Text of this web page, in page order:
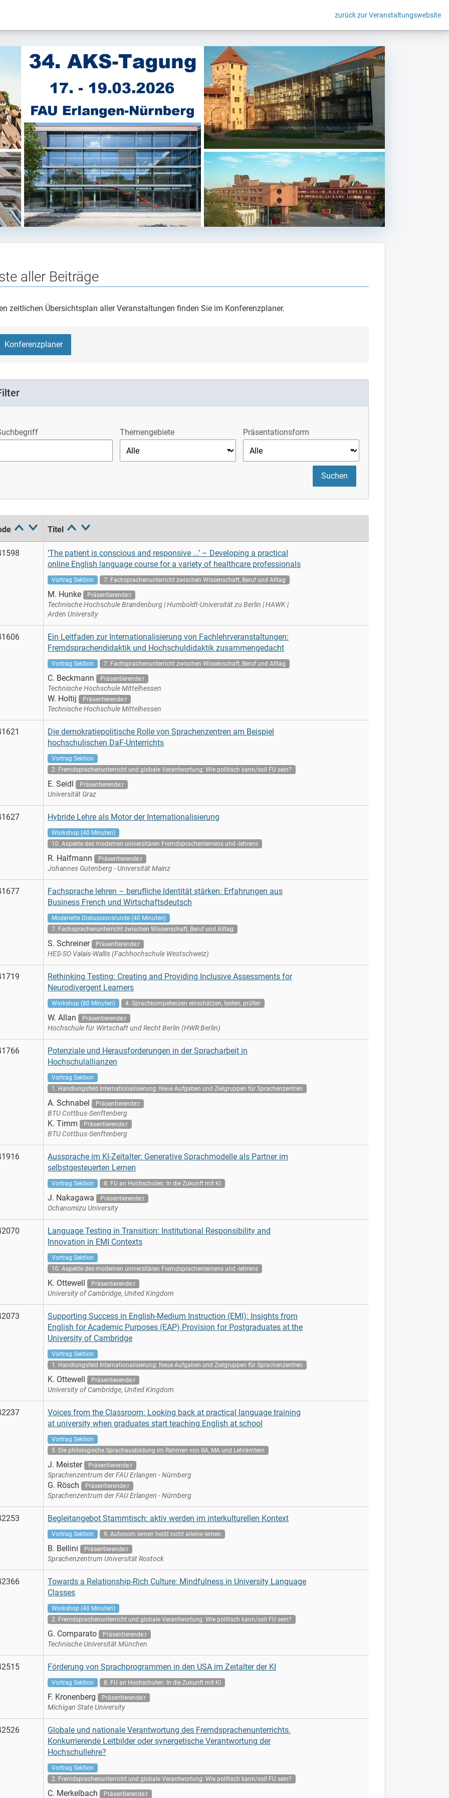
zurück zur Veranstaltungswebsite
aller Beiträge
zeitlichen Übersichtsplan aller Veranstaltungen finden Sie im Konferenzplaner.
Konferenzplaner
Themengebiete Präsentationsform
Titel
‘The patient is conscious and responsive ...’ – Developing a practical
online English language course for a variety of healthcare professionals
Vortrag Sektion 7. Fachsprachenunterricht zwischen Wissenschaft, Beruf und Alltag
M. Hunke Präsentierende:r
Technische Hochschule Brandenburg | Humboldt-Universität zu Berlin | HAWK |
Arden University
Ein Leitfaden zur Internationalisierung von Fachlehrveranstaltungen:
Fremdsprachendidaktik und Hochschuldidaktik zusammengedacht
Vortrag Sektion 7. Fachsprachenunterricht zwischen Wissenschaft, Beruf und Alltag
C. Beckmann Präsentierende:r
Technische Hochschule Mittelhessen
W. Holtij Präsentierende:r
Technische Hochschule Mittelhessen
Die demokratiepolitische Rolle von Sprachenzentren am Beispiel
hochschulischen DaF-Unterrichts
Vortrag Sektion
2. Fremdsprachenunterricht und globale Verantwortung: Wie politisch kann/soll FU sein?
E. Seidl Präsentierende:r
Universität Graz
Hybride Lehre als Motor der Internationalisierung
Workshop (40 Minuten)
10. Aspekte des modernen universitären Fremdsprachenlernens und -lehrens
R. Halfmann Präsentierende:r
Johannes Gutenberg - Universität Mainz
Fachsprache lehren – berufliche Identität stärken: Erfahrungen aus
Business French und Wirtschaftsdeutsch
Moderierte Diskussionsrunde (40 Minuten)
7. Fachsprachenunterricht zwischen Wissenschaft, Beruf und Alltag
S. Schreiner Präsentierende:r
HES-SO Valais-Wallis (Fachhochschule Westschweiz)
Rethinking Testing: Creating and Providing Inclusive Assessments for
Neurodivergent Learners
Workshop (80 Minuten) 4. Sprachkompetenzen einschätzen, testen, prüfen
W. Allan Präsentierende:r
Hochschule für Wirtschaft und Recht Berlin (HWR Berlin)
Potenziale und Herausforderungen in der Spracharbeit in
Hochschulallianzen
Vortrag Sektion
1. Handlungsfeld Internationalisierung: Neue Aufgaben und Zielgruppen für Sprachenzentren
A. Schnabel Präsentierende:r
BTU Cottbus-Senftenberg
K. Timm Präsentierende:r
BTU Cottbus-Senftenberg
Aussprache im KI-Zeitalter: Generative Sprachmodelle als Partner im
selbstgesteuerten Lernen
Vortrag Sektion 8. FU an Hochschulen: In die Zukunft mit KI
J. Nakagawa Präsentierende:r
Ochanomizu University
Language Testing in Transition: Institutional Responsibility and
Innovation in EMI Contexts
Vortrag Sektion
10. Aspekte des modernen universitären Fremdsprachenlernens und -lehrens
K. Ottewell Präsentierende:r
University of Cambridge, United Kingdom
Supporting Success in English-Medium Instruction (EMI): Insights from
English for Academic Purposes (EAP) Provision for Postgraduates at the
University of Cambridge
Vortrag Sektion
1. Handlungsfeld Internationalisierung: Neue Aufgaben und Zielgruppen für Sprachenzentren
K. Ottewell Präsentierende:r
University of Cambridge, United Kingdom
Voices from the Classroom: Looking back at practical language training
at university when graduates start teaching English at school
Vortrag Sektion
5. Die philologische Sprachausbildung im Rahmen von BA, MA und Lehrämtern
J. Meister Präsentierende:r
Sprachenzentrum der FAU Erlangen - Nürnberg
G. Rösch Präsentierende:r
Sprachenzentrum der FAU Erlangen - Nürnberg
Begleitangebot Stammtisch: aktiv werden im interkulturellen Kontext
Vortrag Sektion 9. Autonom lernen heißt nicht alleine lernen
B. Bellini Präsentierende:r
Sprachenzentrum Universität Rostock
Towards a Relationship-Rich Culture: Mindfulness in University Language
Classes
Workshop (40 Minuten)
2. Fremdsprachenunterricht und globale Verantwortung: Wie politisch kann/soll FU sein?
G. Comparato Präsentierende:r
Technische Universität München
Förderung von Sprachprogrammen in den USA im Zeitalter der KI
Vortrag Sektion 8. FU an Hochschulen: In die Zukunft mit KI
F. Kronenberg Präsentierende:r
Michigan State University
Globale und nationale Verantwortung des Fremdsprachenunterrichts.
Konkurrierende Leitbilder oder synergetische Verantwortung der
Hochschullehre?
Vortrag Sektion
2. Fremdsprachenunterricht und globale Verantwortung: Wie politisch kann/soll FU sein?
C. Merkelbach Präsentierende:r